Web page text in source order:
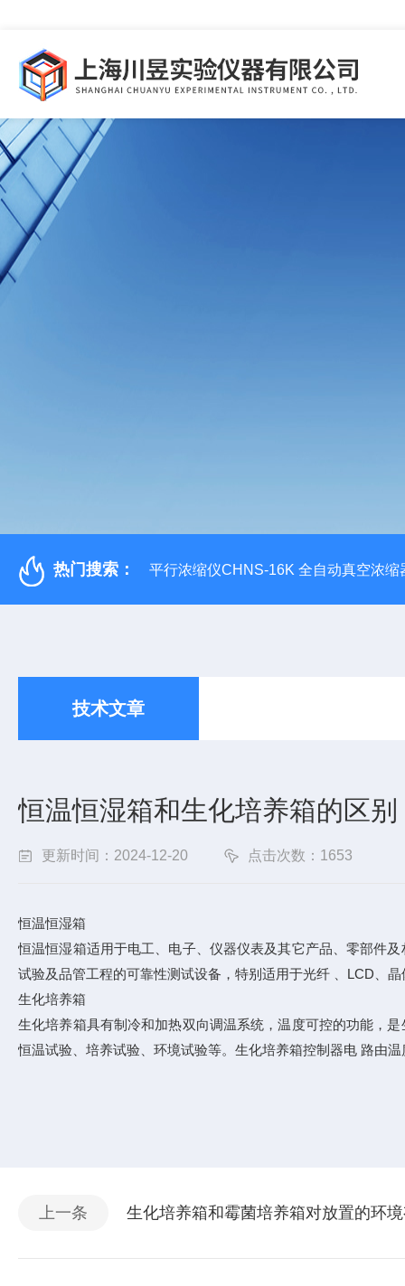
热门搜索： 平行浓缩仪CHNS-16K 全自动真空浓缩
技术文章
恒温恒湿箱和生化培养箱的区别
更新时间：2024-12-20 点击次数：1653
恒温恒湿箱
恒温恒湿箱适用于电工、电子、仪器仪表及其它产品、零部件
试验及品管工程的可靠性测试设备，特别适用于光纤 、LCD、
生化培养箱
生化培养箱具有制冷和加热双向调温系统，温度可控的功能，
恒温试验、培养试验、环境试验等。生化培养箱控制器电 路由
上一条 生化培养箱和霉菌培养箱对放置的环